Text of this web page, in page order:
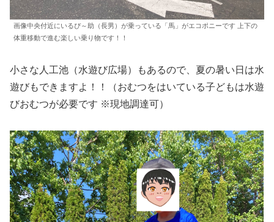
画像中央付近にいるぴ～助（長男）が乗っている「馬」がエコポニーです 上下の
体重移動で進む楽しい乗り物です！！
小さな人工池（水遊び広場）もあるので、夏の暑い日は水
遊びもできますよ！！（おむつをはいている子どもは水遊
びおむつが必要です ※現地調達可）